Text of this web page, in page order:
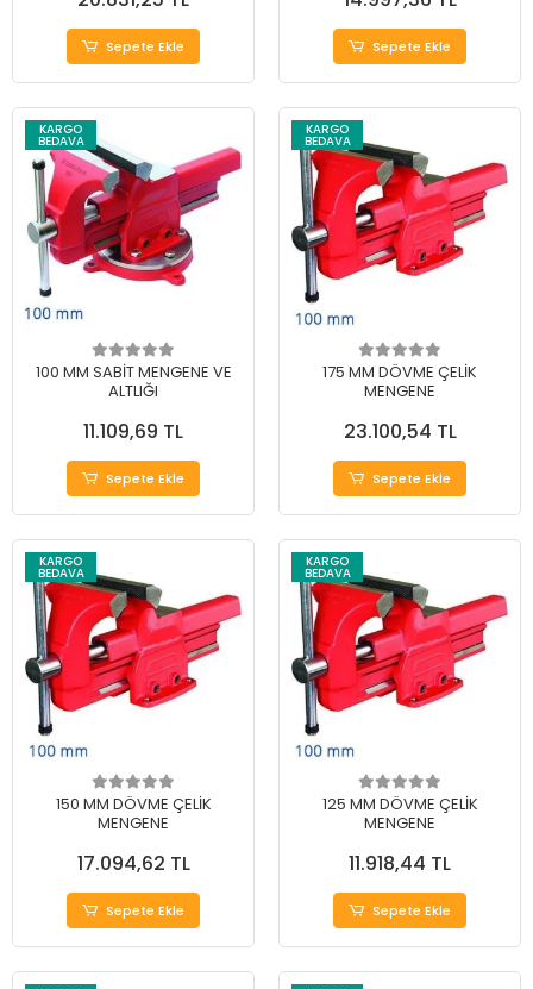
Sepete Ekle Sepete Ekle
KARGO
BEDAVA
100 MM SABİT MENGENE VE
ALTLIĞI
11.109,69 TL
Sepete Ekle
KARGO
BEDAVA
175 MM DÖVME ÇELİK
MENGENE
23.100,54 TL
Sepete Ekle
KARGO
BEDAVA
150 MM DÖVME ÇELİK
MENGENE
17.094,62 TL
Sepete Ekle
KARGO
BEDAVA
125 MM DÖVME ÇELİK
MENGENE
11.918,44 TL
Sepete Ekle